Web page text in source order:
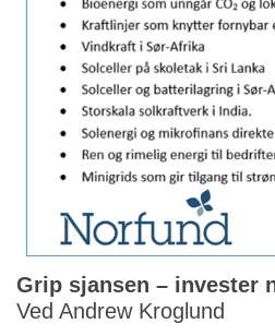
Grip sjansen – invester
Ved Andrew Kroglund